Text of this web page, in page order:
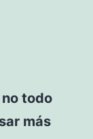
todo
más